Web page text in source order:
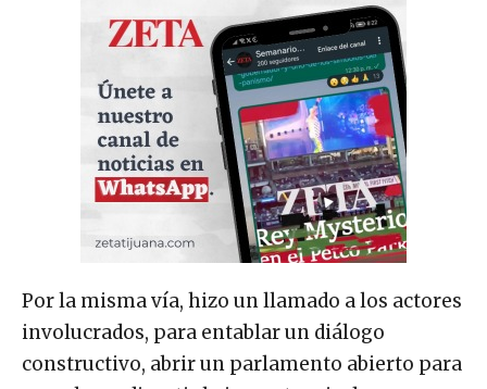
Por la misma vía, hizo un llamado a los actores
involucrados, para entablar un diálogo
constructivo, abrir un parlamento abierto para